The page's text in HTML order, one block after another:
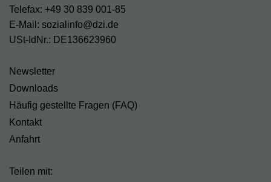
Telefax: +49 30 839 001-85
E-Mail: sozialinfo@dzi.de
USt-IdNr.: DE136623960
Newsletter
Downloads
Häufig gestellte Fragen (FAQ)
Kontakt
Anfahrt
Teilen mit: